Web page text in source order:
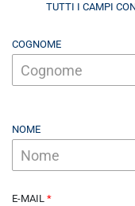
TUTTI I CAMPI
COGNOME
NOME
E-MAIL